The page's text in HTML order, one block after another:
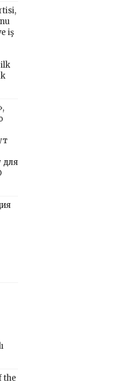
iş
ilk
для
the